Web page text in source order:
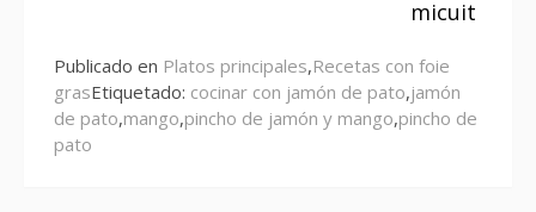
micuit
Publicado en Platos principales,Recetas con foie
grasEtiquetado: cocinar con jamón de pato,jamón
de pato,mango,pincho de jamón y mango,pincho de
pato